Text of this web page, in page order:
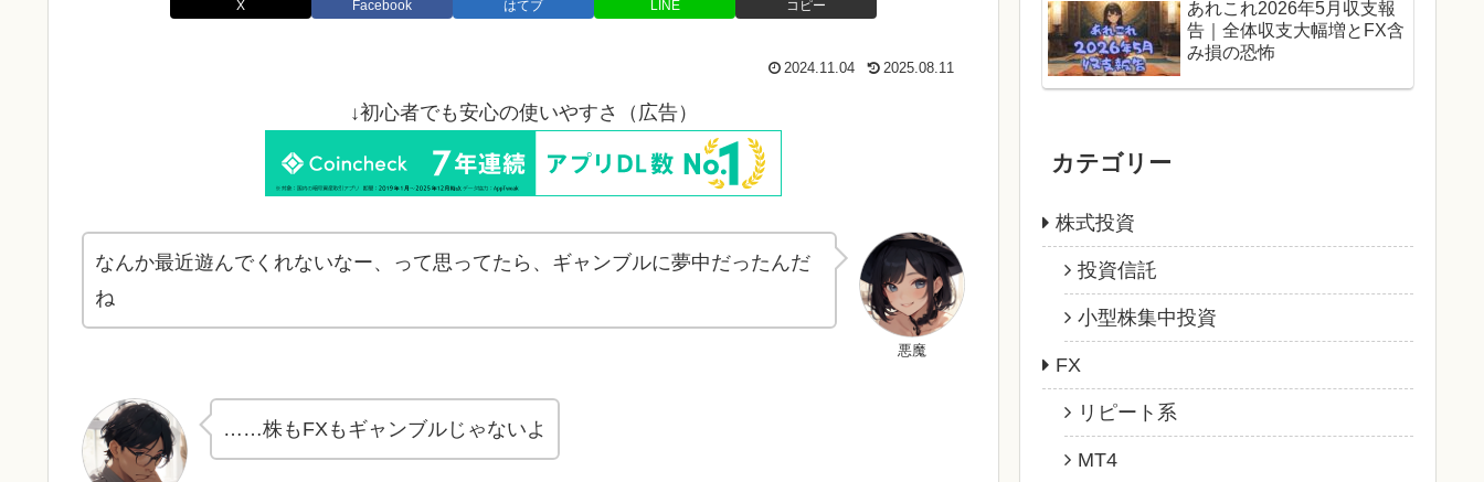
X Facebook はてブ LINE コピー
2024.11.04 2025.08.11
↓初心者でも安心の使いやすさ（広告）
悪魔
なんか最近遊んでくれないなー、って思ってたら、ギャンブルに夢中だったんだ
ね
……株もFXもギャンブルじゃないよ
あれこれ2026年5月収支報
告｜全体収支大幅増とFX含
み損の恐怖
カテゴリー
株式投資
投資信託
小型株集中投資
FX
リピート系
MT4